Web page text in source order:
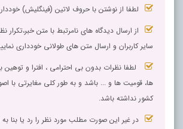
لطفا از نوشتن با حروف لاتین (فینگلیش)
از ارسال دیدگاه های نامرتبط با متن خبر،تکرار
سایر کاربران و ارسال متن های طولانی خودداری
لطفا نظرات بدون بی احترامی ، افترا و توهین
ها، قومیت ها و ... باشد و به طور کلی مغایرتی با
کشور نداشته باشد.
در غیر این صورت مطلب مورد نظر را رد یا بنا